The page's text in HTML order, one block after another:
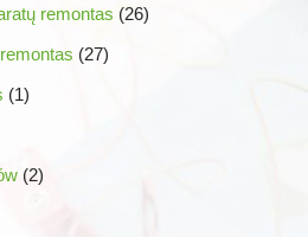
remontas (26)
(27)
(1)
(2)